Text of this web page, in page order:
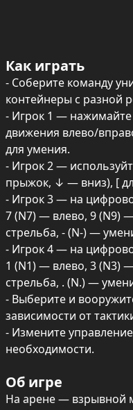
Как играть
- Соберите команду
контейнеры с разной
- Игрок 1 —
движения влево/
для умения.
- Игрок 2 —
прыжок, ↓ — вниз), [
- Игрок 3 — на
7 (N7) — влево, 9 (N9)
стрельба, - (N-) —
- Игрок 4 — на
1 (N1) — влево, 3 (N3)
стрельба, . (N.) —
- Выберите и
зависимости от
- Измените
необходимости.
Об игре
На арене — взрывной